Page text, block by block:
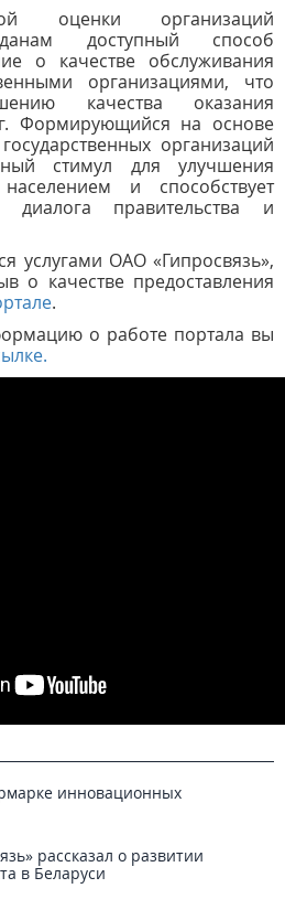
оценки организаций
доступный способ
о качестве обслуживания
организациями, что
качества оказания
Формирующийся на основе
организаций
стимул для улучшения
и способствует
диалога правительства и
услугами ОАО «Гипросвязь»,
о качестве предоставления
.
о работе портала вы
инновационных
рассказал о развитии
в Беларуси